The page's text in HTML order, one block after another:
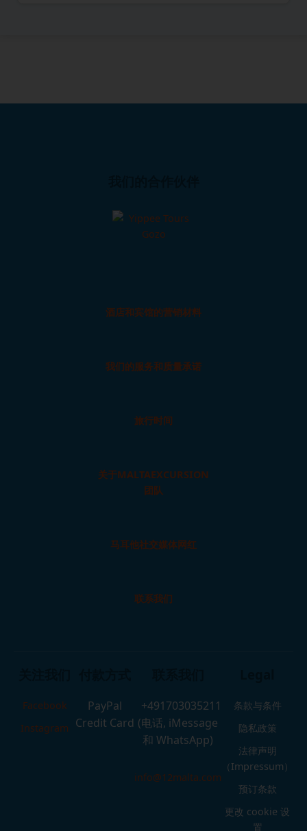
酒店和宾馆的营销材料
我们的服务和质量承诺
旅行时间
关于MALTAEXCURSION
团队
马耳他社交媒体网红
联系我们
Facebook
Instagram
PayPal
Credit Card
+491703035211
(电话, iMessage
和 WhatsApp)
info@12malta.com
条款与条件
隐私政策
法律声明
（Impressum）
预订条款
更改 cookie 设
置